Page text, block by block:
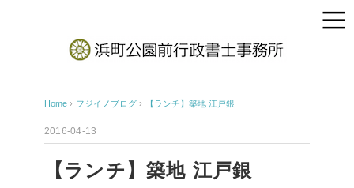
Home › フジイノブログ › 【ランチ】築地 江戸銀
2016-04-13
【ランチ】築地 江戸銀